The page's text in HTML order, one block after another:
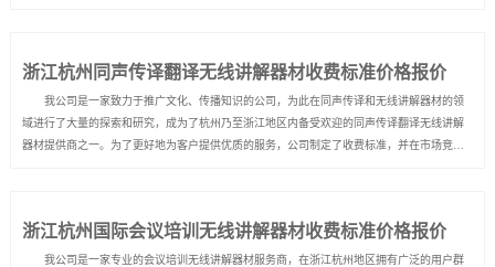
浙江杭州同声传译翻译无线讲解器材收费标准价格报价
我公司是一家致力于推广文化、传播知识的公司，为此在同声传译和无线讲解器材的领
域进行了大量的探索和研究，成为了杭州乃至浙江地区内备受欢迎的同声传译翻译无线讲解
器材提供商之一。为了更好地为客户提供优质的服务，公司制定了收费标准，并在市场竞争
浙江杭州国际会议培训无线讲解器材收费标准价格报价
我公司是一家专业的会议培训无线讲解器材服务商，在浙江杭州地区拥有广泛的用户群